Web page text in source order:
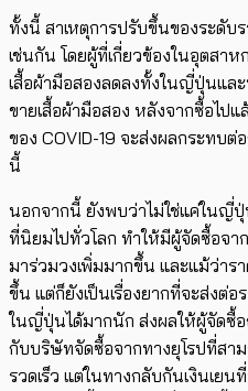
ทั้งนี้ สาเหตุการปรับขึ้นของระดับ
เช่นกัน โดยผู้ที่เกี่ยวข้องในอุตสา
เสื้อผ้ามือสองลดลงทั้งในญี่ปุ่นแล
ขายเสื้อผ้ามือสอง หลังจากซื้อไป
ของ COVID-19 จะส่งผลกระทบ
นี้
นอกจากนี้ ยังพบว่าไม่ใช่แค่ในญี่ปุ่
ที่นิยมไปทั่วโลก ทำให้มีผู้จัดซื้อจา
มาร่วมวงเพิ่มมากขึ้น และแม้ว่าร
ขึ้น แต่ก็ยังเป็นเรื่องยากที่จะส่งต่
ในญี่ปุ่นได้มากนัก ​ส่งผลให้ผู้จัดซื้
กับบริษัทจัดซื้อจากทางยุโรปที่สา
รวดเร็ว แต่ในทางกลับกันเงินเย